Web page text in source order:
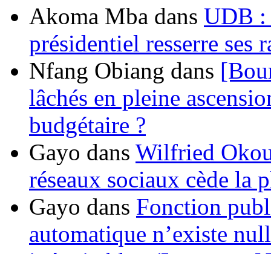
Akoma Mba dans UDB :
présidentiel resserre ses
Nfang Obiang dans
lâchés en pleine
budgétaire ?
Gayo dans Wilfried
réseaux sociaux cède la
Gayo dans Fonction
automatique n’existe